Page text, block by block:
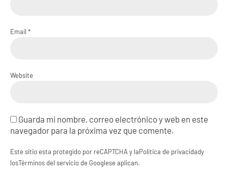
Email *
Website
Guarda mi nombre, correo electrónico y web en este
navegador para la próxima vez que comente.
Este sitio esta protegido por reCAPTCHA y laPolítica de privacidady
losTérminos del servicio de Googlese aplican.